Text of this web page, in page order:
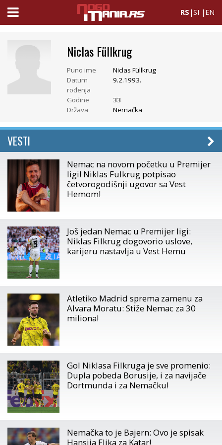
RS |SI | EN
Niclas Füllkrug
Puno ime
Niclas Füllkrug
Datum
rođenja
9.2.1993.
Godine
33
Država
Nemačka
VESTI
Nemac na novom početku u Premijer
ligi! Niklas Fulkrug potpisao
četvorogodišnji ugovor sa Vest
Hemom!
Još jedan Nemac u Premijer ligi:
Niklas Filkrug dogovorio uslove,
karijeru nastavlja u Vest Hemu
Atletiko Madrid sprema zamenu za
Alvara Moratu: Stiže Nemac za 30
miliona!
Gol Niklasa Filkruga je sve promenio:
Dupla pobeda Borusije, i za navijače
Dortmunda i za Nemačku!
Nemačka to je Bajern: Ovo je spisak
Hansija Flika za Katar!